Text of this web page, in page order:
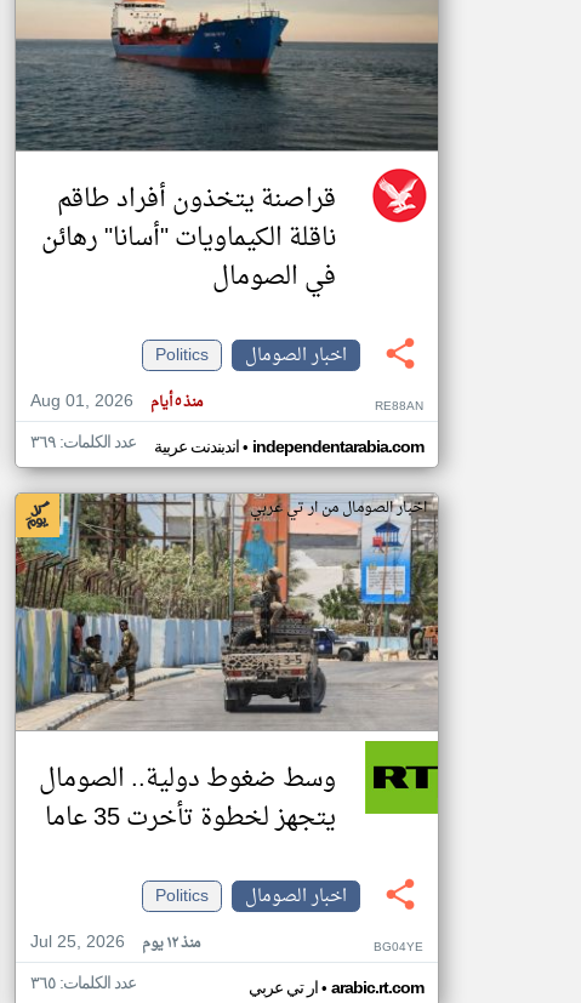
قراصنة يتخذون أفراد طاقم
ناقلة الكيماويات "أسانا" رهائن
في الصومال
اخبار الصومال
Politics
Aug 01, 2026
منذ ٥ أيام RE88AN
اندبندنت عربية• independentarabia.com عدد الكلمات: ٣٦٩
اخبار الصومال من ار تي عربي
وسط ضغوط دولية.. الصومال
يتجهز لخطوة تأخرت 35 عاما
اخبار الصومال
Politics
Jul 25, 2026
منذ ١٢ يوم BG04YE
ار تي عربي• arabic.rt.com عدد الكلمات: ٣٦٥